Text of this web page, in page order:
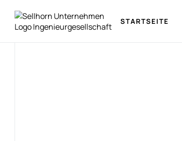
STARTSEITE